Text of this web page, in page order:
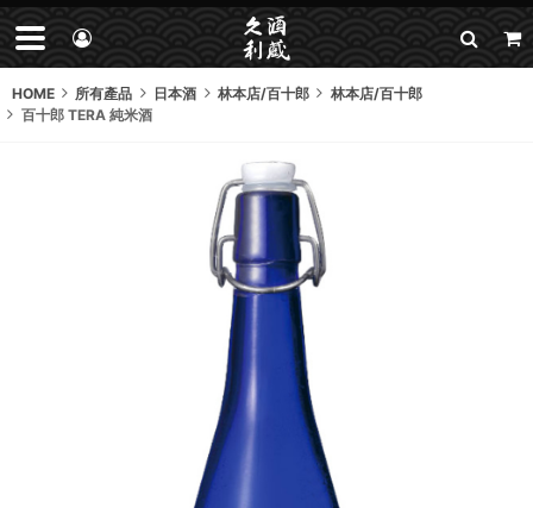
HOME 所有產品 日本酒 林本店/百十郎
林本店/百十郎
百十郎 TERA 純米酒